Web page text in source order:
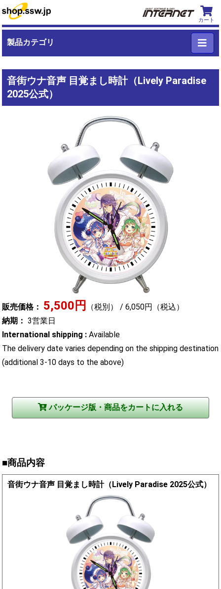
カート
製品カテゴリ
音街ウナ音声 目覚まし時計（Lively Paradise
2025公式）
販売価格： 5,500円
（税別） / 6,050円（税込）
納期： 3営業日
International shipping :Available
The delivery date varies depending on the shipping destination
(additional 3-10 days to the above)
■商品内容
音街ウナ音声 目覚まし時計（Lively Paradise 2025公式）